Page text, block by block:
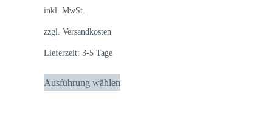
inkl. MwSt.
zzgl. Versandkosten
Lieferzeit: 3-5 Tage
Ausführung wählen
Dieses
Produkt